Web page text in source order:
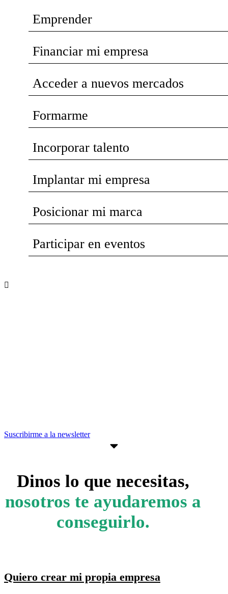
Emprender
Financiar mi empresa
Acceder a nuevos mercados
Formarme
Incorporar talento
Implantar mi empresa
Posicionar mi marca
Participar en eventos
Suscribirme a la newsletter
Dinos lo que necesitas,
nosotros te ayudaremos a
conseguirlo.
Quiero crear mi propia empresa